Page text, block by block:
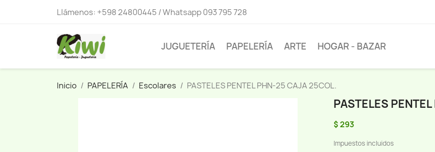
Llámenos: +598 24800445 / Whatsapp 093 795 728
JUGUETERÍA PAPELERÍA ARTE HOGAR - BAZAR
Inicio PAPELERÍA Escolares PASTELES PENTEL PHN-25 CAJA 25COL.
PASTELES
$ 293
Impuestos incluidos